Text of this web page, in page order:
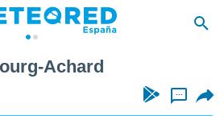
Achard
...